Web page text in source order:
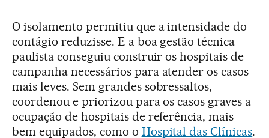
O isolamento permitiu que a intensidade do
contágio reduzisse. E a boa gestão técnica
paulista conseguiu construir os hospitais de
campanha necessários para atender os casos
mais leves. Sem grandes sobressaltos,
coordenou e priorizou para os casos graves a
ocupação de hospitais de referência, mais
bem equipados, como o Hospital das Clínicas.